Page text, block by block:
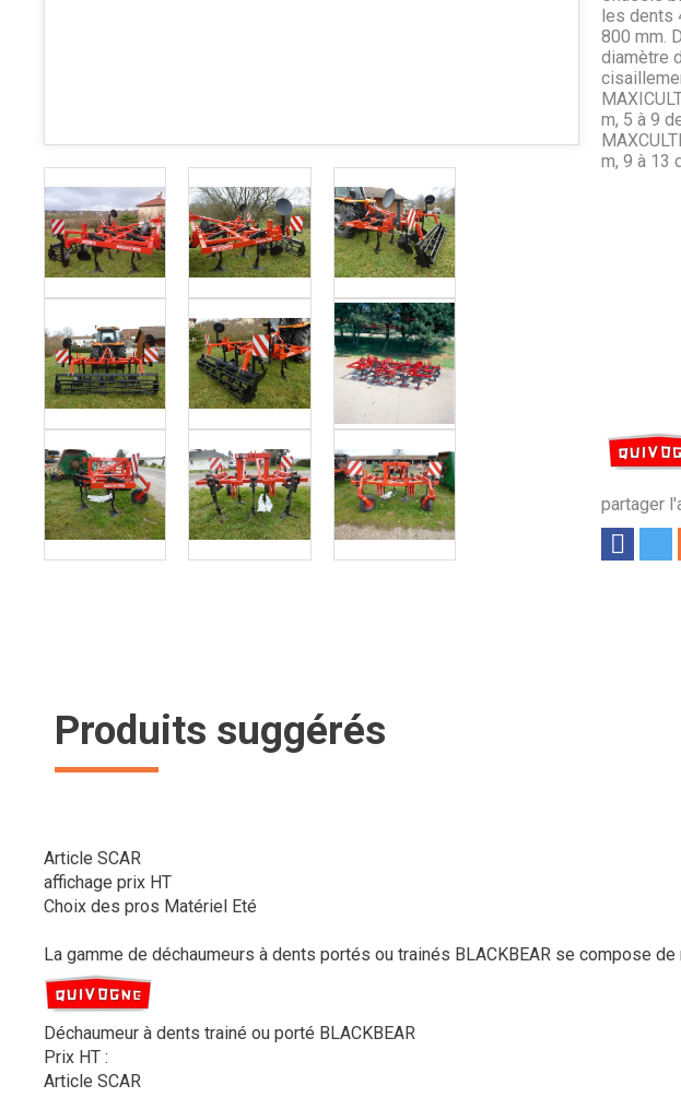
partager
les dents
800 mm.
diamètre
m, 5 à 9
m, 9 à 13
Produits suggérés
Article SCAR
affichage prix HT
Choix des pros Matériel Eté
La gamme de déchaumeurs à dents portés ou trainés BLACKBEAR se compose
Déchaumeur à dents trainé ou porté BLACKBEAR
Prix HT :
Article SCAR